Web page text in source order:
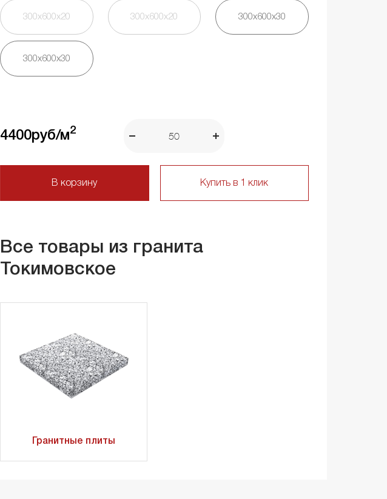
300х600х20 300х600х20 300х600х30
300х600х30
4400руб/м2
В корзину Купить в 1 клик
Все товары из гранита
Токимовское
Гранитные плиты